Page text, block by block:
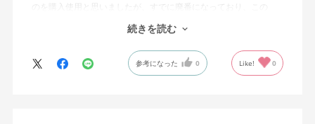
のを購入使用と思いましたが、すでに廃番になっており、この
MonEtを購入しました。やや固めの椅子ですが、使っているうち
になじんでくるのではと思っています。フローリング床で使って
いますが、ややキャスターがよく動きすぎるのが難点でしょう
か。
続きを読む
参考になった 0 Like! 0